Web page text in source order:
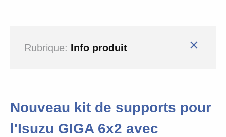
Rubrique: Info produit ×
Nouveau kit de supports pour
l'Isuzu GIGA 6x2 avec